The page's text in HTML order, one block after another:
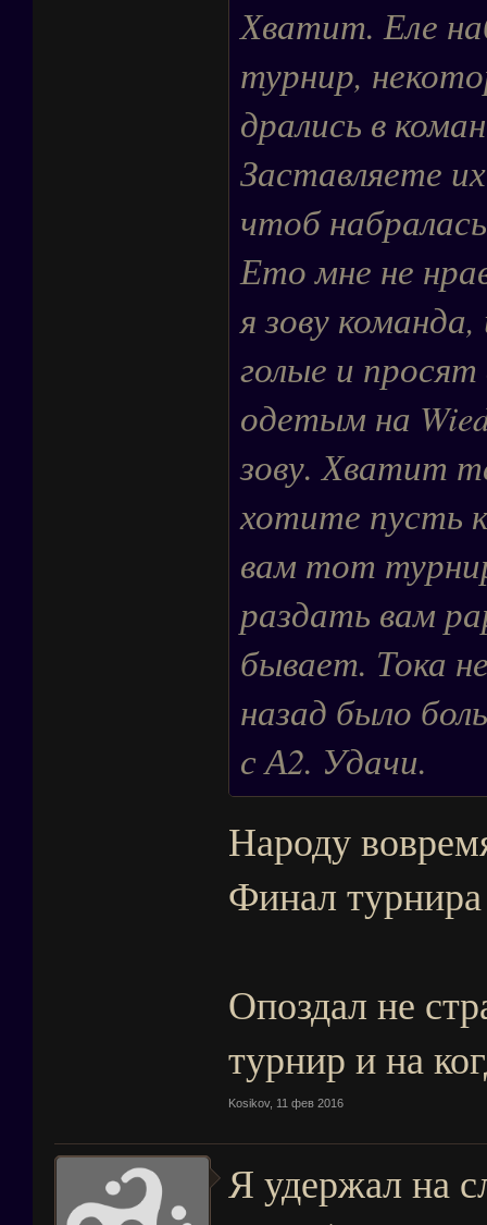
Хватит. Еле
турнир,
дрались в
Заставляете
чтоб
Ето мне не
я зову
голые и
одетым на
зову. Хватит
хотите пусть
вам тот
раздать вам
бывает. Тока
назад было
с А2. Удачи.
Народу
Финал
Опоздал не
турнир и на
Kosikov, 11 фев 2016
Я удержал на